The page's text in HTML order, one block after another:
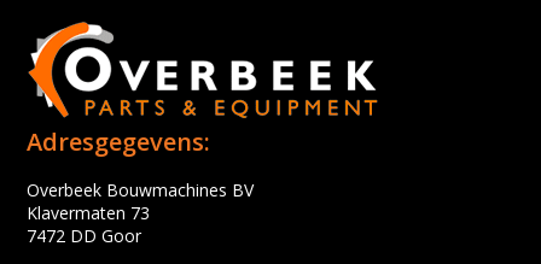
Adresgegevens:
Overbeek Bouwmachines BV
Klavermaten 73
7472 DD Goor